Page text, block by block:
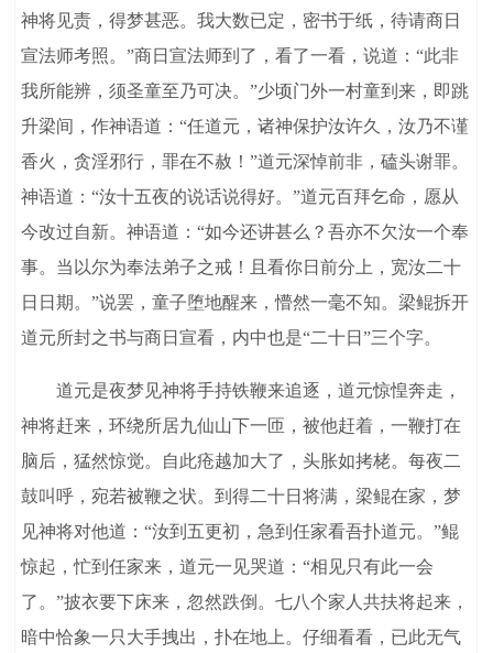
神将见责，得梦甚恶。我大数已定，密书于纸，待请商日
宣法师考照。”商日宣法师到了，看了一看，说道：“此非
我所能辨，须圣童至乃可决。”少顷门外一村童到来，即跳
升梁间，作神语道：“任道元，诸神保护汝许久，汝乃不谨
香火，贪淫邪行，罪在不赦！”道元深悼前非，磕头谢罪。
神语道：“汝十五夜的说话说得好。”道元百拜乞命，愿从
今改过自新。神语道：“如今还讲甚么？吾亦不欠汝一个奉
事。当以尔为奉法弟子之戒！且看你日前分上，宽汝二十
日日期。”说罢，童子堕地醒来，懵然一毫不知。梁鲲拆开
道元所封之书与商日宣看，内中也是“二十日”三个字。
道元是夜梦见神将手持铁鞭来追逐，道元惊惶奔走，
神将赶来，环绕所居九仙山下一匝，被他赶着，一鞭打在
脑后，猛然惊觉。自此疮越加大了，头胀如拷栳。每夜二
鼓叫呼，宛若被鞭之状。到得二十日将满，梁鲲在家，梦
见神将对他道：“汝到五更初，急到任家看吾扑道元。”鲲
惊起，忙到任家来，道元一见哭道：“相见只有此一会
了。”披衣要下床来，忽然跌倒。七八个家人共扶将起来，
暗中恰象一只大手拽出，扑在地上。仔细看看，已此无气